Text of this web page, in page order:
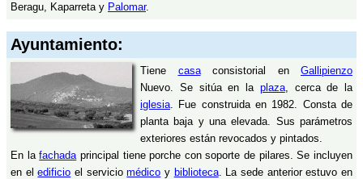
Beragu, Kaparreta y Palomar.
Ayuntamiento:
Tiene casaconsistorial en Gallipienzo
Nuevo. Se sitúa en la plaza, cerca de la
iglesia. Fue construida en 1982. Consta de
planta baja y una elevada. Sus parámetros
exteriores están revocados y pintados.
En lafachadaprincipal tiene porche con soporte de pilares. Se incluyen
en eledificio el serviciomédico y biblioteca. La sede anterior estuvo en